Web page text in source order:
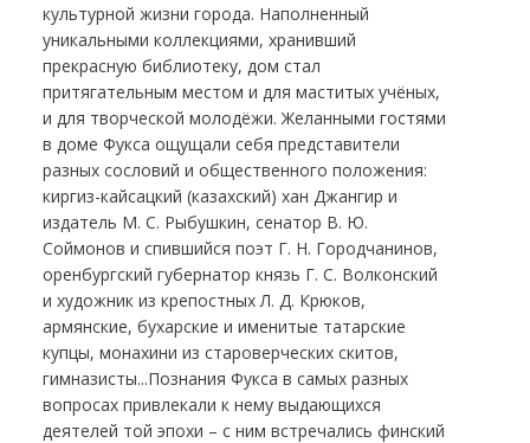
культурной жизни города. Наполненный
уникальными коллекциями, хранивший
прекрасную библиотеку, дом стал
притягательным местом и для маститых учёных,
и для творческой молодёжи. Желанными гостями
в доме Фукса ощущали себя представители
разных сословий и общественного положения:
киргиз-кайсацкий (казахский) хан Джангир и
издатель М. С. Рыбушкин, сенатор В. Ю.
Соймонов и спившийся поэт Г. Н. Городчанинов,
оренбургский губернатор князь Г. С. Волконский
и художник из крепостных Л. Д. Крюков,
армянские, бухарские и именитые татарские
купцы, монахини из староверческих скитов,
гимназисты...Познания Фукса в самых разных
вопросах привлекали к нему выдающихся
деятелей той эпохи – с ним встречались финский